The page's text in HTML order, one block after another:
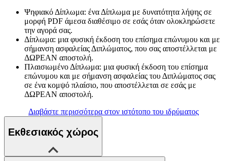
Ψηφιακό Δίπλωμα: ένα Δίπλωμα με δυνατότητα λήψης σε
μορφή PDF άμεσα διαθέσιμο σε εσάς όταν ολοκληρώσετε
την αγορά σας.
Δίπλωμα: μια φυσική έκδοση του επίσημα επώνυμου και με
σήμανση ασφαλείας Διπλώματος, που σας αποστέλλεται με
ΔΩΡΕΑΝ αποστολή.
Πλαισιωμένο Δίπλωμα: μια φυσική έκδοση του επίσημα
επώνυμου και με σήμανση ασφαλείας του Διπλώματος σας
σε ένα κομψό πλαίσιο, που αποστέλλεται σε εσάς με
ΔΩΡΕΑΝ αποστολή.
Διαβάστε περισσότερα στον ιστότοπο του ιδρύματος
Εκθεσιακός χώρος